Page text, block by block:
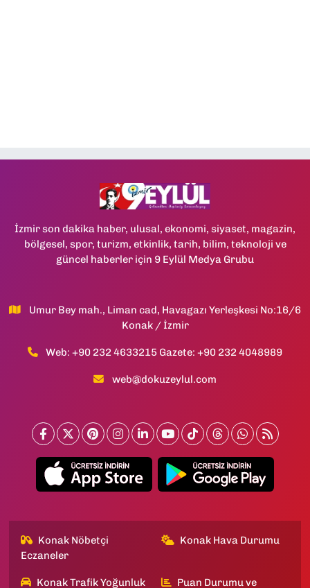
İzmir son dakika haber, ulusal, ekonomi, siyaset, magazin,
bölgesel, spor, turizm, etkinlik, tarih, bilim, teknoloji ve
güncel haberler için 9 Eylül Medya Grubu
Umur Bey mah., Liman cad, Havagazı Yerleşkesi No:16/6
Konak / İzmir
Web: +90 232 4633215 Gazete: +90 232 4048989
web@dokuzeylul.com
Konak Nöbetçi
Eczaneler
Konak Hava Durumu
Konak Trafik Yoğunluk Puan Durumu ve